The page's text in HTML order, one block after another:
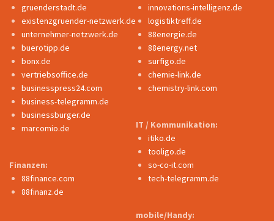
gruenderstadt.de
existenzgruender-netzwerk.de
unternehmer-netzwerk.de
buerotipp.de
bonx.de
vertriebsoffice.de
businesspress24.com
business-telegramm.de
businessburger.de
marcomio.de
Finanzen:
88finance.com
88finanz.de
innovations-intelligenz.de
logistiktreff.de
88energie.de
88energy.net
surfigo.de
chemie-link.de
chemistry-link.com
IT / Kommunikation:
itiko.de
tooligo.de
so-co-it.com
tech-telegramm.de
mobile/Handy: